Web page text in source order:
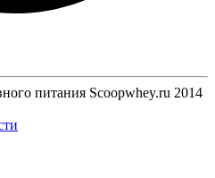
питания Scoopwhey.ru 2014